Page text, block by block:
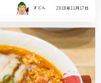
すどん 2018年11月17日